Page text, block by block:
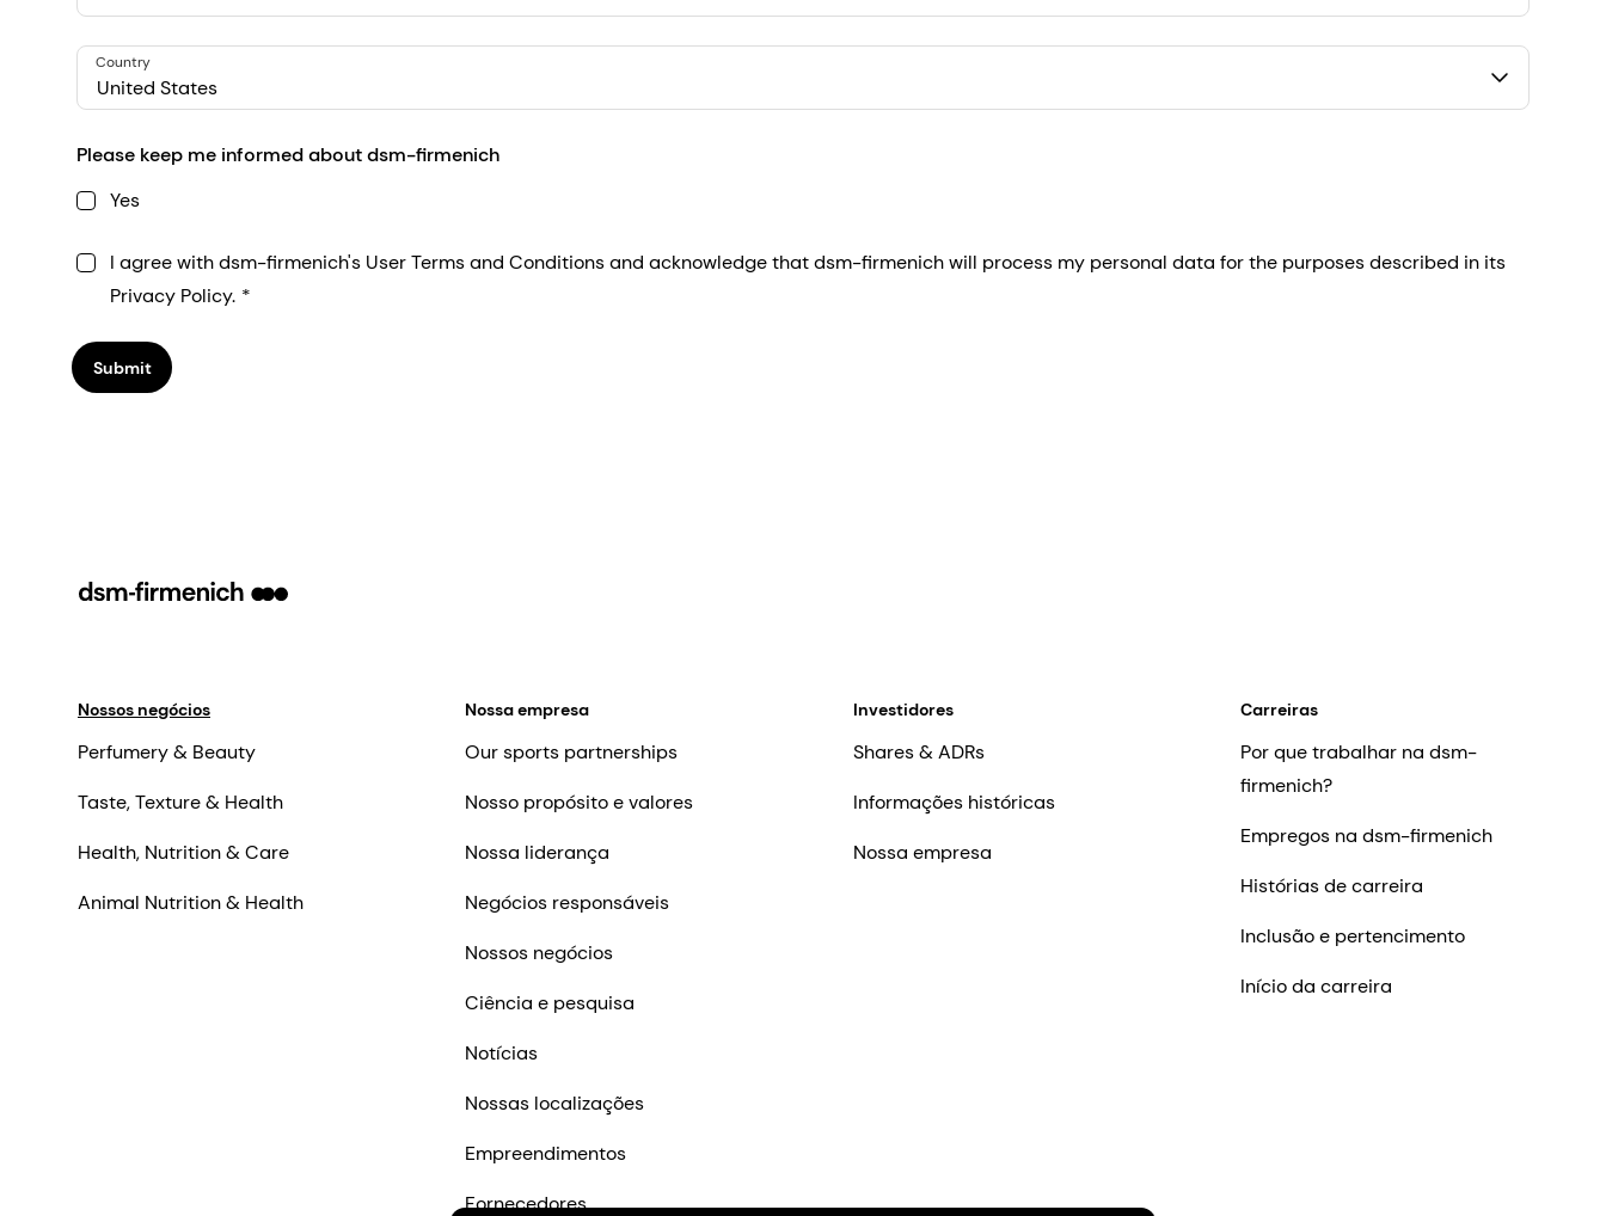
United States
Country
Please keep me informed about dsm-firmenich
Yes
I agree with dsm-firmenich's User Terms and Conditions and acknowledge that dsm-firmenich will process my personal data for the purposes described in its
Privacy Policy.
Submit
Nossos negócios
Perfumery & Beauty
Taste, Texture & Health
Health, Nutrition & Care
Animal Nutrition & Health
Nossa empresa
Our sports partnerships
Nosso propósito e valores
Nossa liderança
Negócios responsáveis
Nossos negócios
Ciência e pesquisa
Notícias
Nossas localizações
Empreendimentos
Fornecedores
Investidores
Shares & ADRs
Informações históricas
Nossa empresa
Carreiras
Por que trabalhar na dsm-
firmenich?
Empregos na dsm-firmenich
Histórias de carreira
Inclusão e pertencimento
Início da carreira